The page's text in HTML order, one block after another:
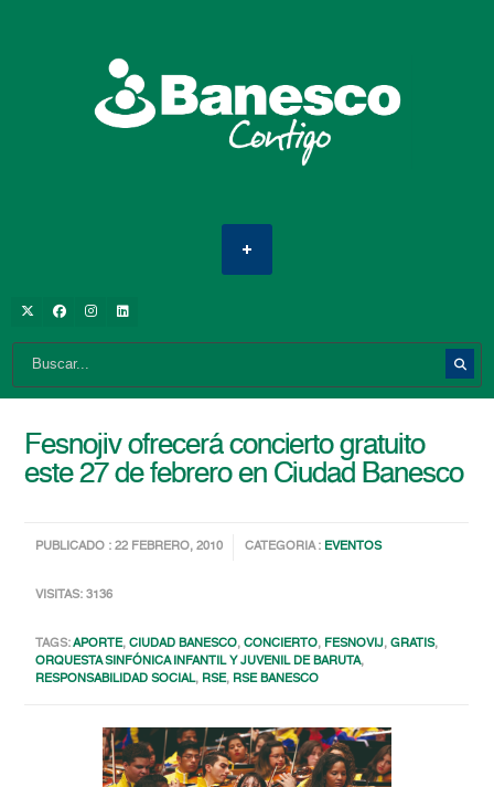
Fesnojiv ofrecerá concierto gratuito
este 27 de febrero en Ciudad Banesco
PUBLICADO : 22 FEBRERO, 2010 CATEGORIA : EVENTOS
VISITAS: 3136
TAGS:APORTE,CIUDAD BANESCO,CONCIERTO, FESNOVIJ,GRATIS,
ORQUESTA SINFÓNICA INFANTIL Y JUVENIL DE BARUTA,
RESPONSABILIDAD SOCIAL, RSE, RSE BANESCO